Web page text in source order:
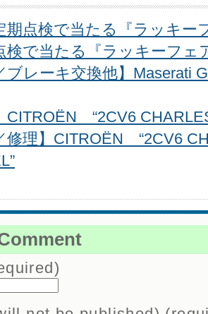
期点検で当たる『ラッキー
検で当たる『ラッキーフェ
ブレーキ交換他】Maserati
CITROËN “2CV6
修理】CITROËN “2CV6